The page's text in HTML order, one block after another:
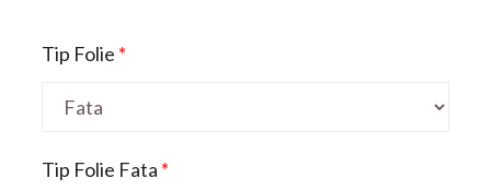
Tip Folie *
Tip Folie Fata *